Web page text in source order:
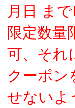
月日 ま
限定数量
可、それ
クーポン
せないよ